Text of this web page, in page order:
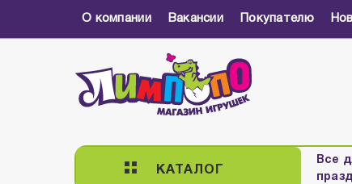
О компании Вакансии Покупателю
КАТАЛОГ
Все